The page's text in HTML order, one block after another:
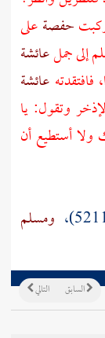
حفصةعلى
إلى جملعائشة
عائشة
وتقول: يا
أستطيع أن
ومسلم
التالي السابق